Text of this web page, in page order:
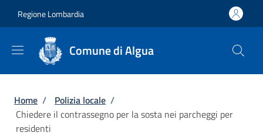
Regione Lombardia
Comune di Algua
Briciole di pane
Home / Polizia locale /
Chiedere il contrassegno per la sosta nei parcheggi per
residenti